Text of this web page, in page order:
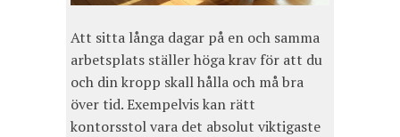
Att sitta långa dagar på en och samma
arbetsplats ställer höga krav för att du
och din kropp skall hålla och må bra
över tid. Exempelvis kan rätt
kontorsstol vara det absolut viktigaste